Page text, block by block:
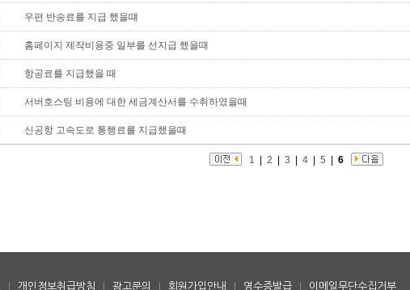
우편 반송료를 지급 했을떄
홈페이지 제작비용중 일부를 선지급 했을때
항공료를 지급했을 때
서버호스팅 비용에 대한 세금계산서를 수취하였을때
신공항 고속도로 통행료를 지급했을때
1 2 3 4| 5 6
개인정보취급방침 광고문의 회원가입안내 영수증발급 이메일무단수집거부